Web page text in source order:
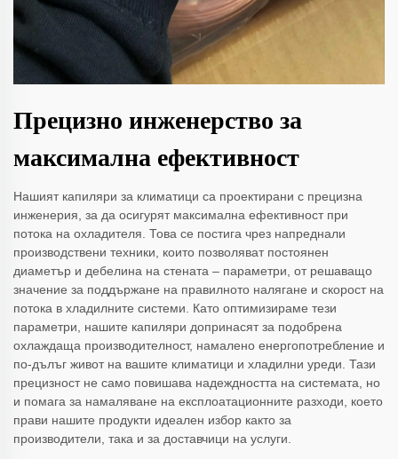
Прецизно инженерство за
максимална ефективност
Нашият капиляри за климатици са проектирани с прецизна
инженерия, за да осигурят максимална ефективност при
потока на охладителя. Това се постига чрез напреднали
производствени техники, които позволяват постоянен
диаметър и дебелина на стената – параметри, от решаващо
значение за поддържане на правилното налягане и скорост на
потока в хладилните системи. Като оптимизираме тези
параметри, нашите капиляри допринасят за подобрена
охлаждаща производителност, намалено енергопотребление и
по-дълъг живот на вашите климатици и хладилни уреди. Тази
прецизност не само повишава надеждността на системата, но
и помага за намаляване на експлоатационните разходи, което
прави нашите продукти идеален избор както за
производители, така и за доставчици на услуги.